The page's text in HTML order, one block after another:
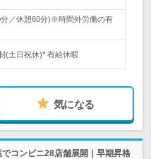
／休憩60分)※時間外労働の有
(土日祝休)* 有給休暇
気になる
コンビニ28店舗展開｜早期昇格